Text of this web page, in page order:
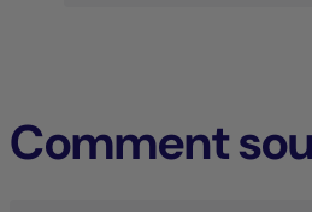
Comment